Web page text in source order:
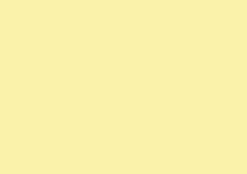
значит мы можем
давайте же
детство я мечтал
исследованиях!
жизнь верил, что
местах есть луч